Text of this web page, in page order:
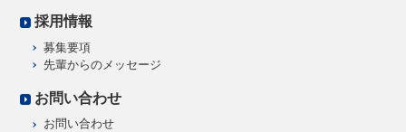
採用情報
募集要項
先輩からのメッセージ
お問い合わせ
お問い合わせ